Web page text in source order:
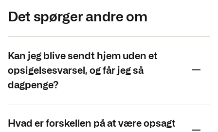
Det spørger andre om
Kan jeg blive sendt hjem uden et
opsigelsesvarsel, og får jeg så
dagpenge?
Hvad er forskellen på at være opsagt